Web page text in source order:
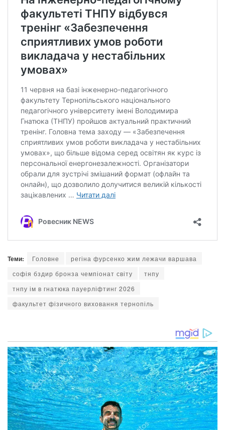
Теми: Головне
регіна фурсенко жим лежачи варшава
софія бздир бронза чемпіонат світу
тнпу
тнпу ім в гнатюка пауерліфтинг 2026
факультет фізичного виховання тернопіль